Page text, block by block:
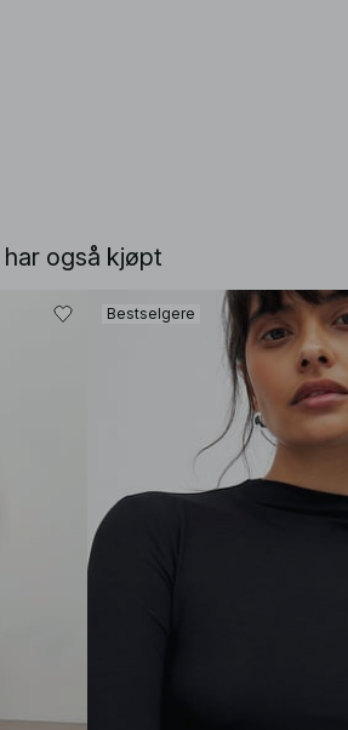
også kjøpt
Bestselgere